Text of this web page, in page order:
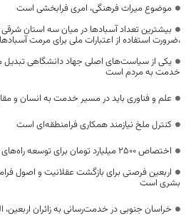
موضوع میراث فرهنگی، امری فرابخشی است
بیشترین تعداد آسبادها در میان سه استان
،ضرورت استفاده از اعتبارات ملی برای مرمت آسبادها
یکی از سیاست‌های اصلی جهاد دانشگاهی
خدمت به مردم است
علم و فناوری باید در مسیر خدمت به انسان و
کنترل ملخ نیازمند همکاری فرامنطقه‌ای است
اختصاص 2500 میلیارد تومان برای توسعه راه‌های دوبانده خراسان جنوبی
اربعین فرصتی برای بازگشت عقلانیت و اصول
بشری است
خراسان جنوبی در خدمت‌رسانی به زائران